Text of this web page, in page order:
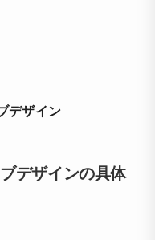
デザイン
デザインの具体